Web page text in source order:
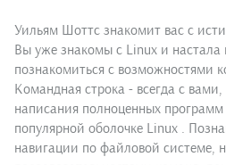
Уильям Шоттс знакомит вас с
Вы уже знакомы с Linux и настала
познакомиться с возможностями
Командная строка - всегда с
написания полноценных
популярной оболочке Linux .
навигации по файловой системе,